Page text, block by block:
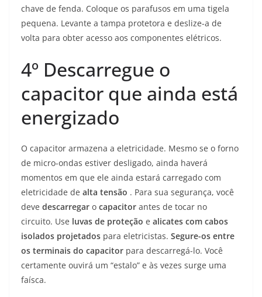
chave de fenda. Coloque os parafusos em uma tigela
pequena. Levante a tampa protetora e deslize-a de
volta para obter acesso aos componentes elétricos.
4º Descarregue o
capacitor que ainda está
energizado
O capacitor armazena a eletricidade. Mesmo se o forno
de micro-ondas estiver desligado, ainda haverá
momentos em que ele ainda estará carregado com
eletricidade de alta tensão . Para sua segurança, você
deve descarregar o capacitor antes de tocar no
circuito. Use luvas de proteção e alicates com cabos
isolados projetados para eletricistas. Segure-os entre
os terminais do capacitor para descarregá-lo. Você
certamente ouvirá um “estalo” e às vezes surge uma
faísca.